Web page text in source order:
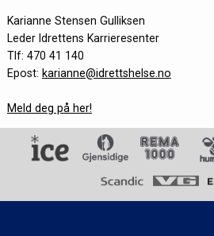
Karianne Stensen Gulliksen
Leder Idrettens Karrieresenter
Tlf: 470 41 140
Epost: karianne@idrettshelse.no
Meld deg på her!